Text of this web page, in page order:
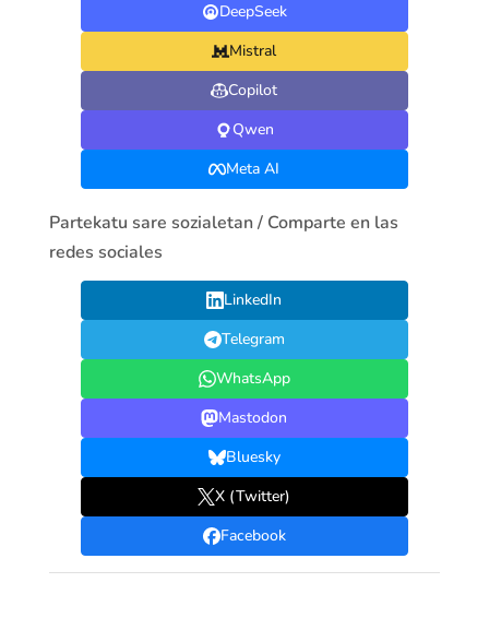
DeepSeek
Mistral
Copilot
Qwen
Meta AI
Partekatu sare sozialetan / Comparte en las
redes sociales
LinkedIn
Telegram
WhatsApp
Mastodon
Bluesky
X (Twitter)
Facebook